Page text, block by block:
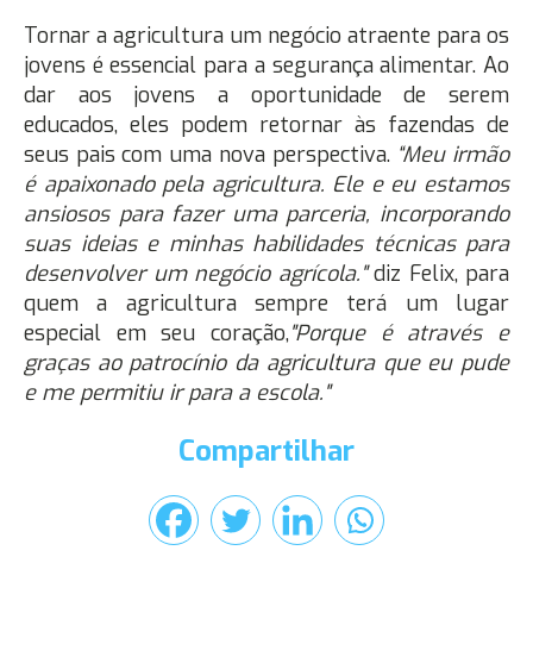
Tornar a agricultura um negócio atraente para os
jovens é essencial para a segurança alimentar. Ao
dar aos jovens a oportunidade de serem
educados, eles podem retornar às fazendas de
seus pais com uma nova perspectiva. “Meu irmão
é apaixonado pela agricultura. Ele e eu estamos
ansiosos para fazer uma parceria, incorporando
suas ideias e minhas habilidades técnicas para
desenvolver um negócio agrícola."diz Felix, para
quem a agricultura sempre terá um lugar
especial em seu coração,"Porque é através e
graças ao patrocínio da agricultura que eu pude
e me permitiu ir para a escola."
Compartilhar